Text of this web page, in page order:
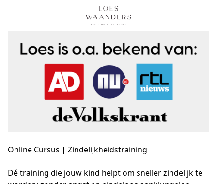
Online Cursus | Zindelijkheidstraining
Dé training die jouw kind helpt om sneller zindelijk te